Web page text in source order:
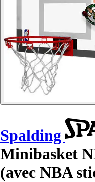
Spalding
Minibasket
(avec NBA